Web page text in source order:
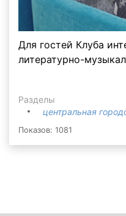
Для гостей Клуба
литературно-
Разделы
центральная
Показов: 1081